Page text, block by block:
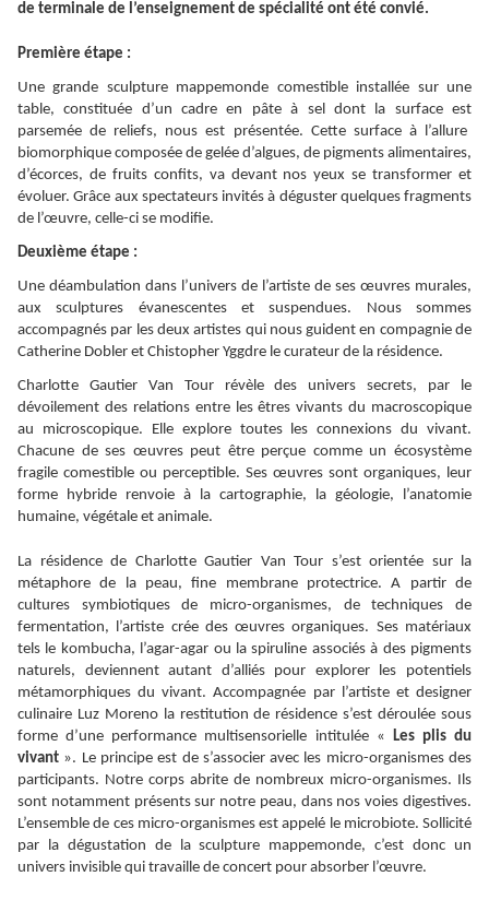
de terminale de l’enseignement de spécialité ont été convié.
Première étape :
Une grande sculpture mappemonde comestible installée sur une
table, constituée d’un cadre en pâte à sel dont la surface est
parsemée de reliefs, nous est présentée. Cette surface à l’allure
biomorphique composée de gelée d’algues, de pigments alimentaires,
d’écorces, de fruits confits, va devant nos yeux se transformer et
évoluer. Grâce aux spectateurs invités à déguster quelques fragments
de l’œuvre, celle-ci se modifie.
Deuxième étape :
Une déambulation dans l’univers de l’artiste de ses œuvres murales,
aux sculptures évanescentes et suspendues. Nous sommes
accompagnés par les deux artistes qui nous guident en compagnie de
Catherine Dobler et Chistopher Yggdre le curateur de la résidence.
Charlotte Gautier Van Tour révèle des univers secrets, par le
dévoilement des relations entre les êtres vivants du macroscopique
au microscopique. Elle explore toutes les connexions du vivant.
Chacune de ses œuvres peut être perçue comme un écosystème
fragile comestible ou perceptible. Ses œuvres sont organiques, leur
forme hybride renvoie à la cartographie, la géologie, l’anatomie
humaine, végétale et animale.
La résidence de Charlotte Gautier Van Tour s’est orientée sur la
métaphore de la peau, fine membrane protectrice. A partir de
cultures symbiotiques de micro-organismes, de techniques de
fermentation, l’artiste crée des œuvres organiques. Ses matériaux
tels le kombucha, l’agar-agar ou la spiruline associés à des pigments
naturels, deviennent autant d’alliés pour explorer les potentiels
métamorphiques du vivant. Accompagnée par l’artiste et designer
culinaire Luz Moreno la restitution de résidence s’est déroulée sous
forme d’une performance multisensorielle intitulée « Les plis du
vivant ». Le principe est de s’associer avec les micro-organismes des
participants. Notre corps abrite de nombreux micro-organismes. Ils
sont notamment présents sur notre peau, dans nos voies digestives.
L’ensemble de ces micro-organismes est appelé le microbiote. Sollicité
par la dégustation de la sculpture mappemonde, c’est donc un
univers invisible qui travaille de concert pour absorber l’œuvre.